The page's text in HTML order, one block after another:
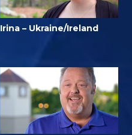
Irina – Ukraine/Ireland